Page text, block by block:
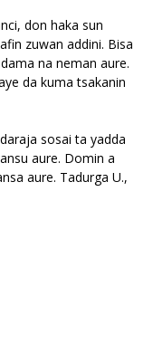
don haka sun
zuwan addini. Bisa
na neman aure.
da kuma tsakanin
sosai ta yadda
aure. Domin a
aure. Tadurga U.,